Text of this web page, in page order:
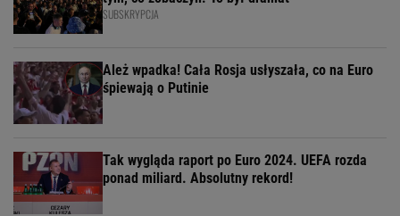
SUBSKRYPCJA
Ależ wpadka! Cała Rosja usłyszała, co na Euro
śpiewają o Putinie
Tak wygląda raport po Euro 2024. UEFA rozda
ponad miliard. Absolutny rekord!